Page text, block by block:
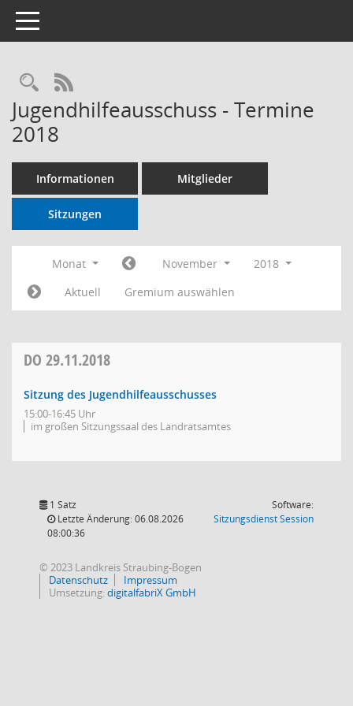
Toggle navigation
RSS-Feed
Jugendhilfeausschuss - Termine
2018
Informationen Mitglieder
Sitzungen
Monat November
2018
Aktuell
Gremium auswählen
DO 29.11.2018
Sitzung des Jugendhilfeausschusses
15:00-16:45 Uhr
im großen Sitzungssaal des Landratsamtes
1 Satz
Letzte Änderung: 06.08.2026
08:00:36
Software:
SitzungsdienstSession(Wird in
© 2023 Landkreis Straubing-Bogen
Datenschutz
Impressum
Umsetzung:digitalfabriX GmbH